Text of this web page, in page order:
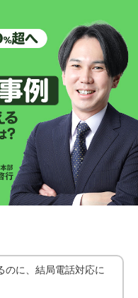
のに、結局電話対応に